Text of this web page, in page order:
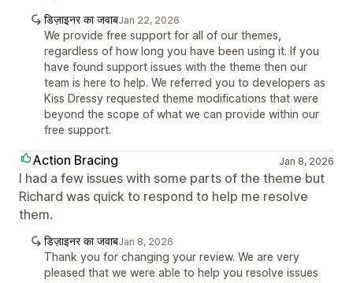
डिज़ाइनर का जवाबJan 22, 2026
We provide free support for all of our themes,
regardless of how long you have been using it. If you
have found support issues with the theme then our
team is here to help. We referred you to developers as
Kiss Dressy requested theme modifications that were
beyond the scope of what we can provide within our
free support.
Action Bracing Jan 8, 2026
I had a few issues with some parts of the theme but
Richard was quick to respond to help me resolve
them.
डिज़ाइनर का जवाबJan 8, 2026
Thank you for changing your review. We are very
pleased that we were able to help you resolve issues